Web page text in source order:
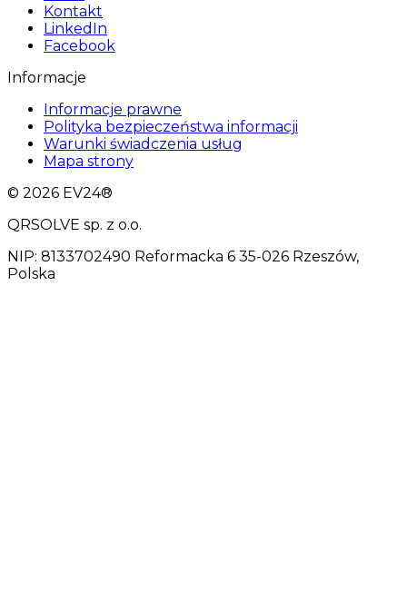
Kontakt
LinkedIn
Facebook
Informacje
Informacje prawne
Polityka bezpieczeństwa informacji
Warunki świadczenia usług
Mapa strony
© 2026 EV24®
QRSOLVE sp. z o.o.
NIP: 8133702490 Reformacka 6 35-026 Rzeszów,
Polska